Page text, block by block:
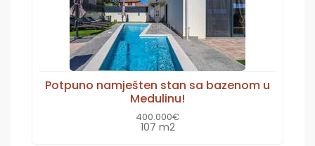
Potpuno namješten stan sa bazenom u
Medulinu!
400.000€
107 m2